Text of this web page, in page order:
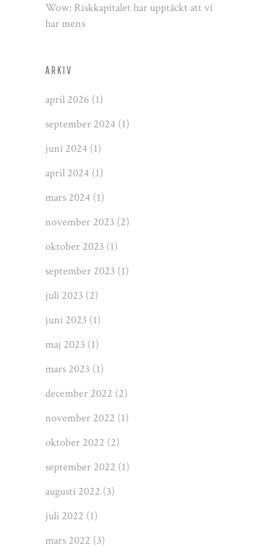
Wow: Riskkapitalet har upptäckt att vi
har mens
ARKIV
april 2026 (1)
september 2024 (1)
juni 2024 (1)
april 2024 (1)
mars 2024 (1)
november 2023 (2)
oktober 2023 (1)
september 2023 (1)
juli 2023 (2)
juni 2023 (1)
maj 2023 (1)
mars 2023 (1)
december 2022 (2)
november 2022 (1)
oktober 2022 (2)
september 2022 (1)
augusti 2022 (3)
juli 2022 (1)
mars 2022 (3)